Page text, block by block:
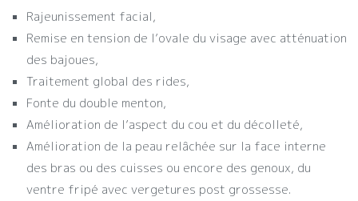
Rajeunissement facial,
Remise en tension de l’ovale du visage avec atténuation
des bajoues,
Traitement global des rides,
Fonte du double menton,
Amélioration de l’aspect du cou et du décolleté,
Amélioration de la peau relâchée sur la face interne
des bras ou des cuisses ou encore des genoux, du
ventre fripé avec vergetures post grossesse.